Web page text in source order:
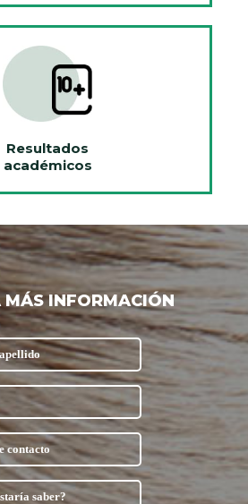
Resultados
académicos
MÁS INFORMACIÓN